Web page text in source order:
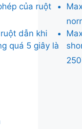
của ruột
dẫn khi
quá 5 giây là
250